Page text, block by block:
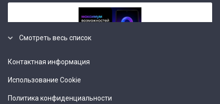
Смотреть весь список
Контактная информация
Использование Cookie
Политика конфиденциальности